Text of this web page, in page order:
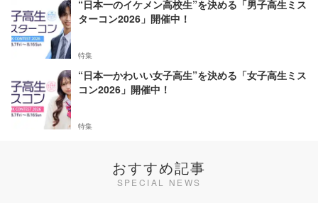
“日本一のイケメン高校生”を決める「男子高生ミス
ターコン2026」開催中！
特集
“日本一かわいい女子高生”を決める「女子高生ミス
コン2026」開催中！
特集
おすすめ記事
SPECIAL NEWS